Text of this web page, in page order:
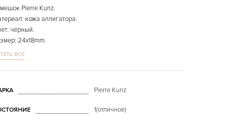
Pierre Kunz.
кожа аллигатора.
чёрный.
24x18mm.
125x85mm.
фото представлено конкретно продаваемое изделие.
всё
Pierre Kunz
1(отличное)